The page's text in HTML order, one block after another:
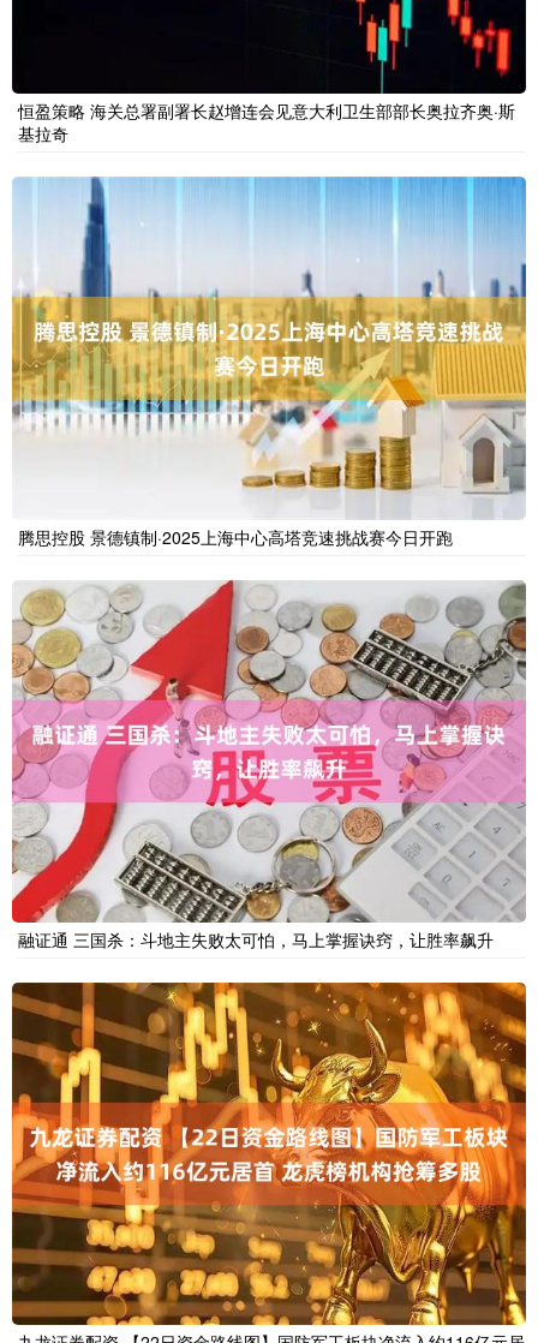
恒盈策略 海关总署副署长赵增连会见意大利卫生部部长奥拉齐奥·斯
基拉奇
腾思控股 景德镇制·2025上海中心高塔竞速挑战赛今日开跑
融证通 三国杀：斗地主失败太可怕，马上掌握诀窍，让胜率飙升